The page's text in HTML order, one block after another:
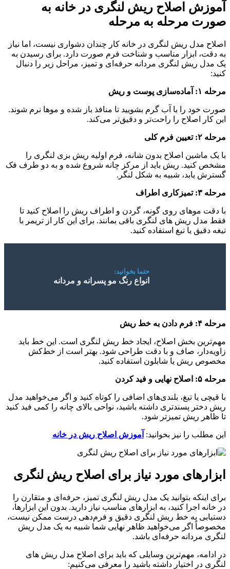
آموزش اصلاح ریش لنگری در خانه به
صورت مرحله‌ به‌ مرحله
اصلاح مدل ریش لنگری در خانه کار چندان دشواری نیست، اما نیاز
به دقت، ابزار مناسب و شناخت فرم صورت دارد. برای رسیدن به
یک مدل ریش لنگری مردانه حرفه‌ای و تمیز، مراحل زیر را دنبال
کنید:
مرحله ۱: آماده‌سازی پوست و ریش
صورت خود را با آب گرم بشویید تا منافذ باز شده و موها نرم شوند.
این کار اصلاح را راحت‌تر و دقیق‌تر می‌کند.
مرحله ۲: تعیین فرم کلی
با یک ماشین اصلاح بدون شانه، فرم اولیه ریش بزی لنگری را
مشخص کنید. ریش باید از مرکز چانه شروع شده و به دو طرف فک
گسترش یابد، شبیه به شکل لنگر.
مرحله ۳: تمیزکاری اطراف
با دقت موهای روی گونه، گردن و اطراف ریش را اصلاح کنید تا
فقط مدل ریش های لنگری باقی بمانند. برای این کار از تریمر با
تیغه دقیق یا تیغ استفاده کنید.
حتما بخوانید:
انواع رنگ مو پسرانه و مردانه
مرحله ۴: فرم دادن به خط ریش
مهم‌ترین بخش اصلاح، ایجاد خط ریش لنگری است. این خط باید
زاویه‌دار، صاف و با دقت طراحی شود. بهتر است از خط‌کش
مخصوص ریش یا شابلون استفاده کنید.
مرحله ۵: اصلاح نهایی و فید کردن
با قیچی یا تیغ، بلندی‌های اضافی را کوتاه کنید و اگر می‌خواهید مدل
ریش دختر پسند‌تری داشته باشید، نواحی بالای چانه را کمی فید کنید
تا ظاهر ریش تمیزتر شود.
این مطلب را نیز بخوانید: آموزش اصلاح ریش در خانه
ابزارهای مورد نیاز برای اصلاح ریش لنگری
برای اینکه بتوانید یک مدل ریش لنگری تمیز، حرفه‌ای و متقارن را
در خانه اجرا کنید، به ابزارهای مناسب نیاز دارید. بدون این ابزارها،
دستیابی به خط ریش لنگری دقیق و فرم‌دهی درست ممکن نیست،
مخصوصاً اگر می‌خواهید ظاهر نهایی شما شبیه به یک مدل ریش
لنگری مردانه حرفه‌ای باشد.
در ادامه، مهم‌ترین وسایلی که باید برای اصلاح مدل ریش های
لنگری در اختیار داشته باشید را معرفی می‌کنیم: